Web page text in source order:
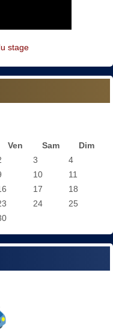
stage
Ven Sam
Dim
3
4
10
11
17
18
24
25